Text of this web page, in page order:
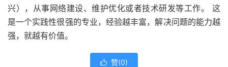
兴），从事网络建设、维护优化或者技术研发等工作。 这
是一个实践性很强的专业，经验越丰富，解决问题的能力越
强，就越有价值。
 赞(0)